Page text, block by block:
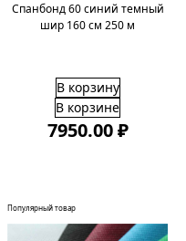
Спанбонд 60 синий темный
шир 160 см 250 м
В корзину
В корзине
7950.00 ₽
Популярный товар